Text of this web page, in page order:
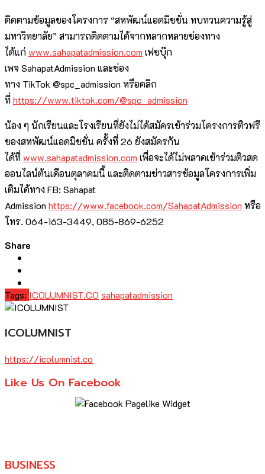
ติดตามข้อมูลของโครงการ “สหพัฒน์แอดมิชชั่น ทบทวนความรู้สู่
มหาวิทยาลัย” สามารถติดตามได้จากหลากหลายช่องทาง
ได้แก่www.sahapatadmission.com เฟซบุ๊ก
เพจ SahapatAdmission และช่อง
ทาง TikTok @spc_admission หรือคลิก
ที่https://www.tiktok.com/@spc_admission
น้อง ๆ นักเรียนและโรงเรียนที่ยังไม่ได้สมัครเข้าร่วมโครงการติวฟรี
ของสหพัฒน์แอดมิชชั่น ครั้งที่ 26 ยังสมัครกัน
ได้ที่www.sahapatadmission.com เพื่อจะได้ไม่พลาดเข้าร่วมติวสด
ออนไลน์ต้นเดือนตุลาคมนี้ และติดตามข่าวสารข้อมูลโครงการเพิ่ม
เติมได้ทาง FB: Sahapat
Admission https://www.facebook.com/SahapatAdmission หรือ
โทร. 064-163-3449, 085-869-6252
Share
Tags: ICOLUMNIST.CO sahapatadmission
ICOLUMNIST
https://icolumnist.co
Like Us On Facebook
BUSINESS